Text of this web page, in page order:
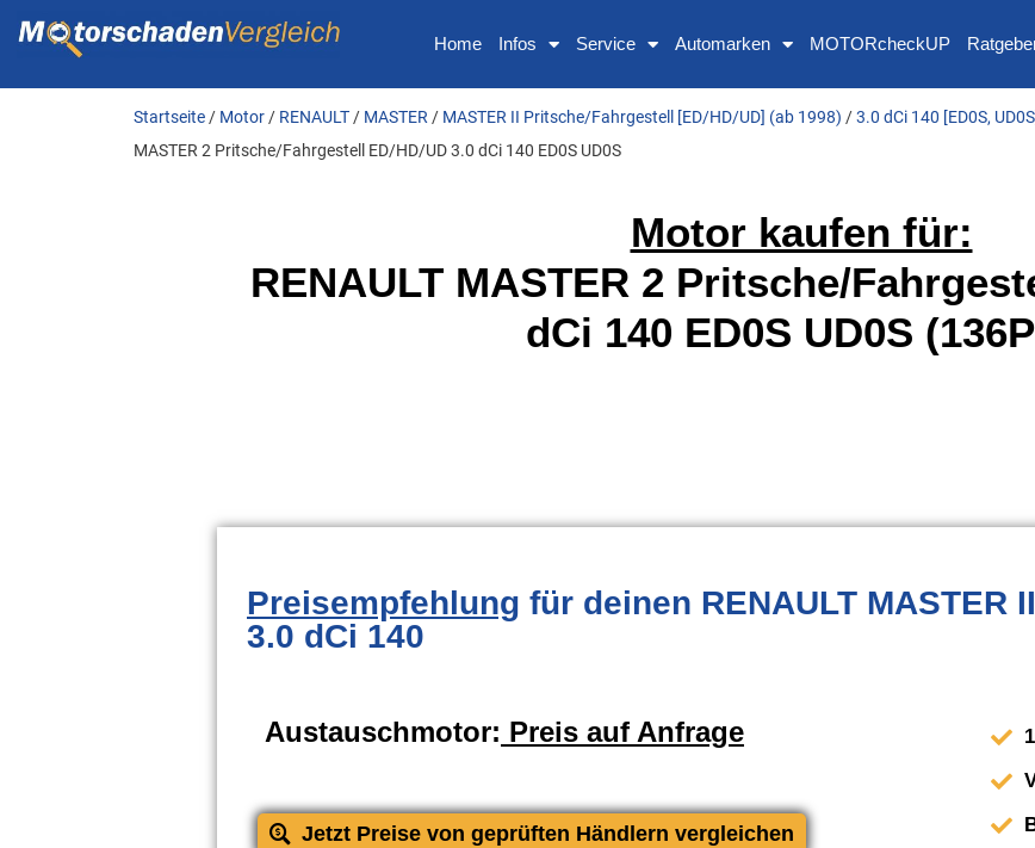
Home Infos Service Automarken MOTORcheckUP
Startseite / Motor / RENAULT / MASTER / MASTER II Pritsche/Fahrgestell [ED/HD/UD] (ab 1998) /3.0 dCi 140 [ED0S,
MASTER 2 Pritsche/Fahrgestell ED/HD/UD 3.0 dCi 140 ED0S UD0S
Motor kaufen für:
RENAULT MASTER 2 Pritsche/
dCi 140 ED0S UD0S
Preisempfehlung für deinen RENAULT MASTER
3.0 dCi 140
Austauschmotor: Preis auf Anfrage
Jetzt Preise von geprüften Händlern vergleichen